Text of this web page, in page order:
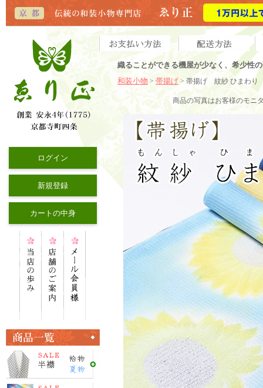
ログイン
新規登録
カートの中身
織ることができる機屋が少なく、希少性
和装小物 > 帯揚げ > 帯揚げ 紋紗 ひまわり
商品の写真はお客様のモニ